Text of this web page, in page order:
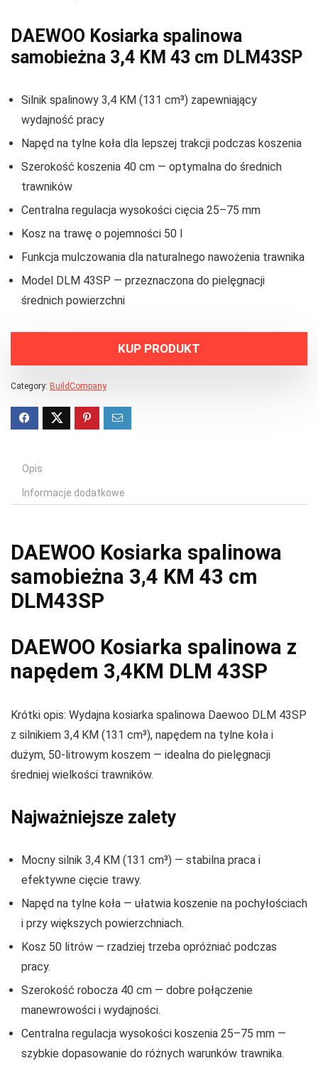
DAEWOO Kosiarka spalinowa
samobieżna 3,4 KM 43 cm DLM43SP
Silnik spalinowy 3,4 KM (131 cm³) zapewniający
wydajność pracy
Napęd na tylne koła dla lepszej trakcji podczas koszenia
Szerokość koszenia 40 cm — optymalna do średnich
trawników
Centralna regulacja wysokości cięcia 25–75 mm
Kosz na trawę o pojemności 50 l
Funkcja mulczowania dla naturalnego nawożenia trawnika
Model DLM 43SP — przeznaczona do pielęgnacji
średnich powierzchni
KUP PRODUKT
Category: BuildCompany
Opis
Informacje dodatkowe
DAEWOO Kosiarka spalinowa
samobieżna 3,4 KM 43 cm
DLM43SP
DAEWOO Kosiarka spalinowa z
napędem 3,4KM DLM 43SP
Krótki opis: Wydajna kosiarka spalinowa Daewoo DLM 43SP
z silnikiem 3,4 KM (131 cm³), napędem na tylne koła i
dużym, 50‑litrowym koszem — idealna do pielęgnacji
średniej wielkości trawników.
Najważniejsze zalety
Mocny silnik 3,4 KM (131 cm³) — stabilna praca i
efektywne cięcie trawy.
Napęd na tylne koła — ułatwia koszenie na pochyłościach
i przy większych powierzchniach.
Kosz 50 litrów — rzadziej trzeba opróżniać podczas
pracy.
Szerokość robocza 40 cm — dobre połączenie
manewrowości i wydajności.
Centralna regulacja wysokości koszenia 25–75 mm —
szybkie dopasowanie do różnych warunków trawnika.